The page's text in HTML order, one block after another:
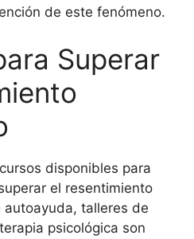
de este fenómeno.
Superar
disponibles para
el resentimiento
talleres de
psicológica son